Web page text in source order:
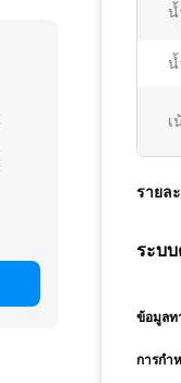
น้
น้
เ
รายล
ระบ
ข้อมูลท
การกำ